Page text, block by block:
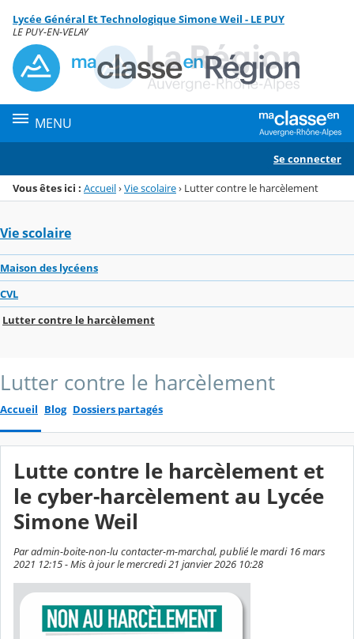
Menu de la rubrique
Contenu
Lycée Général Et Technologique Simone Weil - LE PUY
LE PUY-EN-VELAY
MENU
Se connecter
Vous êtes ici : Accueil›Vie scolaire› Lutter contre le harcèlement
Vie scolaire
Maison des lycéens
CVL
Lutter contre le harcèlement
Lutter contre le harcèlement
Accueil Blog Dossiers partagés
Lutte contre le harcèlement et
le cyber-harcèlement au Lycée
Simone Weil
Par admin-boite-non-lu contacter-m-marchal, publié le mardi 16 mars
2021 12:15 - Mis à jour le mercredi 21 janvier 2026 10:28